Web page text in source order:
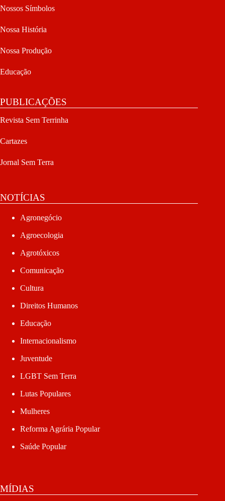
Nossos Símbolos
Nossa História
Nossa Produção
Educação
PUBLICAÇÕES
Revista Sem Terrinha
Cartazes
Jornal Sem Terra
NOTÍCIAS
Agronegócio
Agroecologia
Agrotóxicos
Comunicação
Cultura
Direitos Humanos
Educação
Internacionalismo
Juventude
LGBT Sem Terra
Lutas Populares
Mulheres
Reforma Agrária Popular
Saúde Popular
MÍDIAS